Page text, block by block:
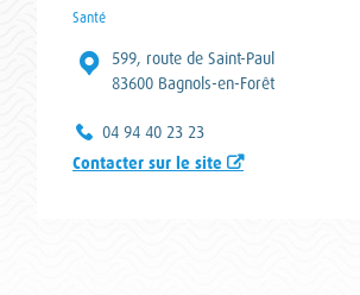
Catégorie :
Santé
Adresse :599, route de Saint-Paul
83600 Bagnols-en-Forêt
Téléphone :
04 94 40 23 23
Contacter sur le site